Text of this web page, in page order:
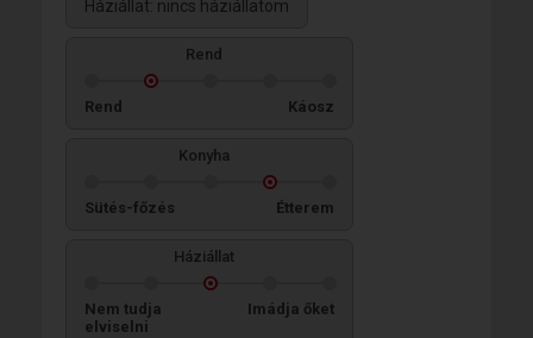
Háziállat: nincs háziállatom
Rend
Rend Káosz
Konyha
Sütés-főzés Étterem
Háziállat
Nem tudja
elviselni
Imádja őket